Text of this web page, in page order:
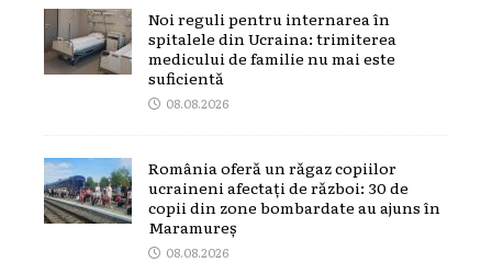
Noi reguli pentru internarea în
spitalele din Ucraina: trimiterea
medicului de familie nu mai este
suficientă
08.08.2026
România oferă un răgaz copiilor
ucraineni afectați de război: 30 de
copii din zone bombardate au ajuns în
Maramureș
08.08.2026